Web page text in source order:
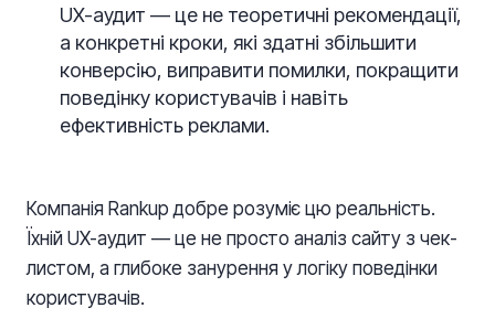
UX-аудит — це не теоретичні рекомендації,
а конкретні кроки, які здатні збільшити
конверсію, виправити помилки, покращити
поведінку користувачів і навіть
ефективність реклами.
Компанія Rankup добре розуміє цю реальність.
Їхній UX-аудит — це не просто аналіз сайту з чек-
листом, а глибоке занурення у логіку поведінки
користувачів.